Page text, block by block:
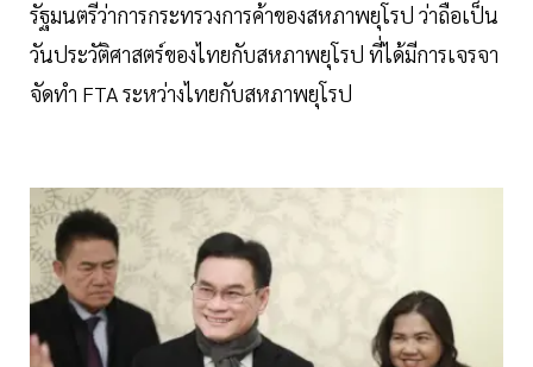
รัฐมนตรีว่าการกระทรวงการค้าของสหภาพยุโรป ว่าถือเป็น
วันประวัติศาสตร์ของไทยกับสหภาพยุโรป ที่ได้มีการเจรจา
จัดทำ FTA ระหว่างไทยกับสหภาพยุโรป